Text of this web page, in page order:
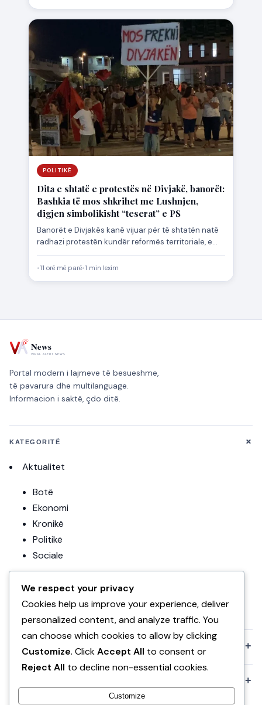
POLITIKË
Dita e shtatë e protestës në Divjakë, banorët:
Bashkia të mos shkrihet me Lushnjen,
digjen simbolikisht “teserat” e PS
Banorët e Divjakës kanë vijuar për të shtatën natë
radhazi protestën kundër reformës territoriale, e
cila parashikon bashkimin…
•11 orë më parë•1 min lexim
Portal modern i lajmeve të besueshme,
të pavarura dhe multilanguage.
Informacion i saktë, çdo ditë.
KATEGORITË +
Aktualitet
Botë
Ekonomi
Kronikë
Politikë
Sociale
Teknologji
Uncategorized
+
+
We respect your privacy
Cookies help us improve your experience, deliver
personalized content, and analyze traffic. You
can choose which cookies to allow by clicking
Customize. ClickAccept All to consent or
Reject All to decline non-essential cookies.
Customize